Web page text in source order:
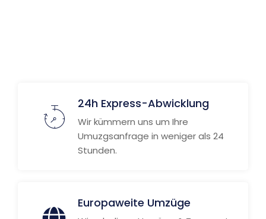
24h Express-Abwicklung
Wir kümmern uns um Ihre
Umuzgsanfrage in weniger als 24
Stunden.
Europaweite Umzüge